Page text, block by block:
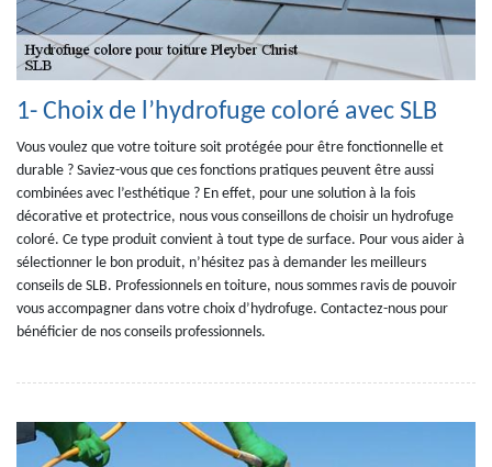
1- Choix de l’hydrofuge coloré avec SLB
Vous voulez que votre toiture soit protégée pour être fonctionnelle et
durable ? Saviez-vous que ces fonctions pratiques peuvent être aussi
combinées avec l’esthétique ? En effet, pour une solution à la fois
décorative et protectrice, nous vous conseillons de choisir un hydrofuge
coloré. Ce type produit convient à tout type de surface. Pour vous aider à
sélectionner le bon produit, n’hésitez pas à demander les meilleurs
conseils de SLB. Professionnels en toiture, nous sommes ravis de pouvoir
vous accompagner dans votre choix d’hydrofuge. Contactez-nous pour
bénéficier de nos conseils professionnels.